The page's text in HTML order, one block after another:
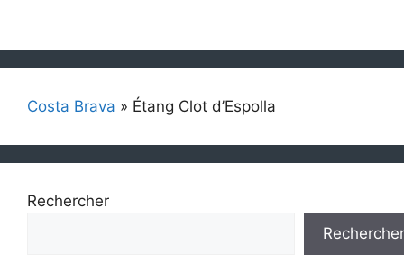
Costa Brava » Étang Clot d’Espolla
Rechercher
Rechercher